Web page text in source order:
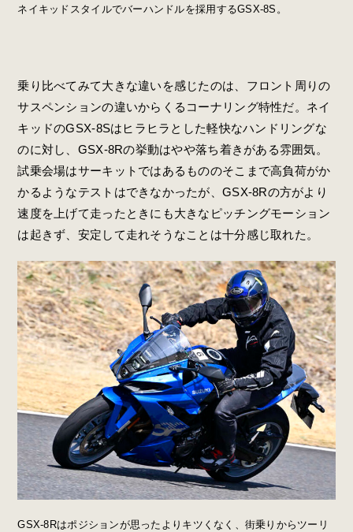
ネイキッドスタイルでバーハンドルを採用するGSX-8S。
乗り比べてみて大きな違いを感じたのは、フロント周りの
サスペンションの違いからくるコーナリング特性だ。ネイ
キッドのGSX-8Sはヒラヒラとした軽快なハンドリングな
のに対し、GSX-8Rの挙動はやや落ち着きがある雰囲気。
試乗会場はサーキットではあるもののそこまで高負荷がか
かるようなテストはできなかったが、GSX-8Rの方がより
速度を上げて走ったときにも大きなピッチングモーション
は起きず、安定して走れそうなことは十分感じ取れた。
GSX-8Rはポジションが思ったよりキツくなく、街乗りからツーリ